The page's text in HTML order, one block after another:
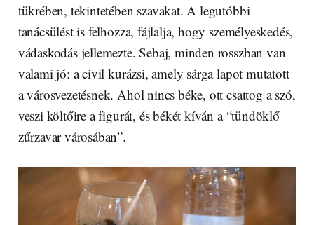
tükrében, tekintetében szavakat. A legutóbbi
tanácsülést is felhozza, fájlalja, hogy személyeskedés,
vádaskodás jellemezte. Sebaj, minden rosszban van
valami jó: a civil kurázsi, amely sárga lapot mutatott
a városvezetésnek. Ahol nincs béke, ott csattog a szó,
veszi költőire a figurát, és békét kíván a “tündöklő
zűrzavar városában”.